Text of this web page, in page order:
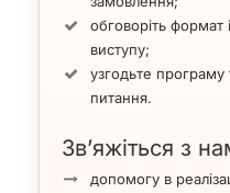
обговоріть формат
виступу;
узгодьте програму
питання.
Зв’яжіться з
допомогу в